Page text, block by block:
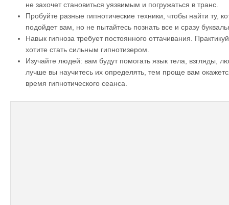
не захочет становиться уязвимым и погружаться в транс.
Пробуйте разные гипнотические техники, чтобы найти ту,
подойдет вам, но не пытайтесь познать все и сразу
Навык гипноза требует постоянного оттачивания.
хотите стать сильным гипнотизером.
Изучайте людей: вам будут помогать язык тела, взгляды,
лучше вы научитесь их определять, тем проще вам
время гипнотического сеанса.